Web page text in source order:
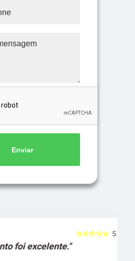
Enviar
5
☆☆☆☆☆
foi excelente."